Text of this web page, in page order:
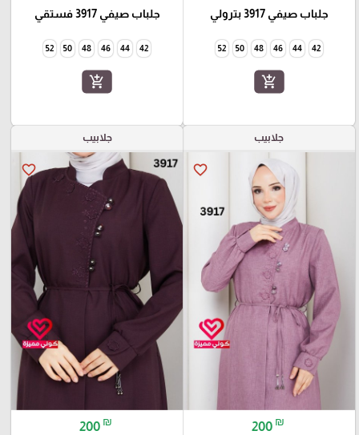
جلباب صيفي 3917 بترولي
42
44
46
48
50
52
add_shopping_cart
جلباب صيفي 3917 فستقي
42
44
46
48
50
52
add_shopping_cart
جلابيب
favorite_border
200 ₪
جلابيب
favorite_border
200 ₪